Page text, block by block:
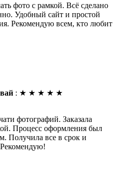
фото с рамкой. Всё сделано
Удобный сайт и простой
Рекомендую всем, кто любит
: ★ ★ ★ ★ ★
фотографий. Заказала
Процесс оформления был
Получила все в срок и